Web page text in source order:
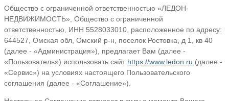
Общество с ограниченной ответственностью «ЛЕДОН-
НЕДВИЖИМОСТЬ», Общество с ограниченной
ответственностью, ИНН 5528033010, расположенное по адресу:
644527, Омская обл, Омский р-н, поселок Ростовка, д 1, кв 40
(далее - «Администрация»), предлагает Вам (далее -
«Пользователь») использовать сайт https://www.ledon.ru (далее -
«Сервис») на условиях настоящего Пользовательского
соглашения (далее - «Соглашение»).